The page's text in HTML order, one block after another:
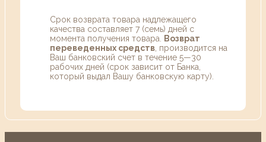
Срок возврата товара надлежащего
качества составляет 7 (семь) дней с
момента получения товара.
Возврат
переведенных средств , производится на
Ваш банковский счет в течение 5—30
рабочих дней (срок зависит от Банка,
который выдал Вашу банковскую карту).